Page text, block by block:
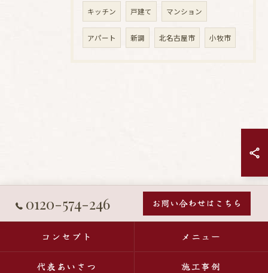
キッチン 戸建て マンション
アパート 新調 北名古屋市 小牧市
0120-574-246 お問い合わせはこちら
コンセプト メニュー
代表あいさつ 施工事例